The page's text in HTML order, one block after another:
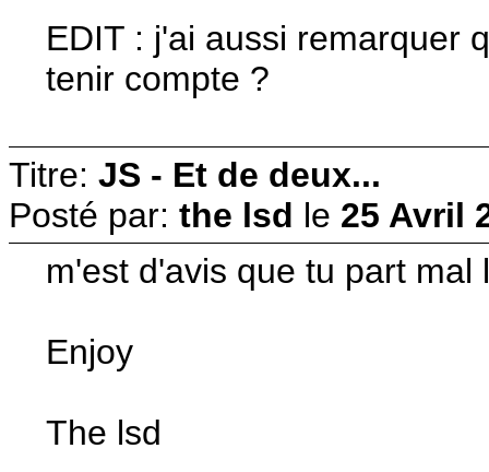
EDIT : j'ai aussi remarquer
tenir compte ?
Titre: JS - Et de deux...
Posté par: the lsd le 25 Avril
m'est d'avis que tu part mal
Enjoy
The lsd